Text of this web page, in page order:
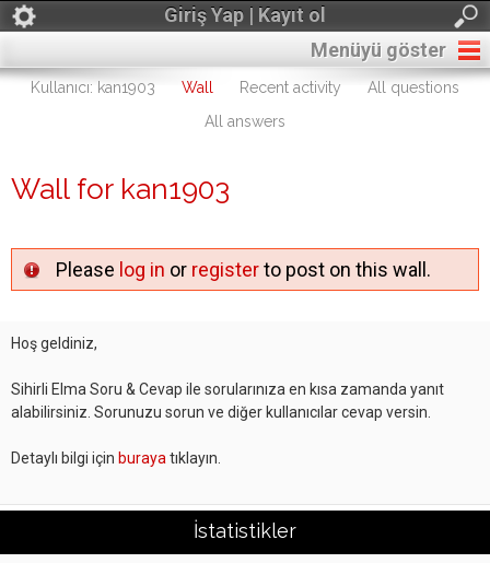
Giriş Yap | Kayıt ol
Menüyü göster
Kullanıcı: kan1903 Wall Recent activity
All questions
All answers
Wall for kan1903
Please log in or registerto post on this wall.
Hoş geldiniz,
Sihirli Elma Soru & Cevap ile sorularınıza en kısa zamanda yanıt
alabilirsiniz. Sorunuzu sorun ve diğer kullanıcılar cevap versin.
Detaylı bilgi için buraya tıklayın.
İstatistikler